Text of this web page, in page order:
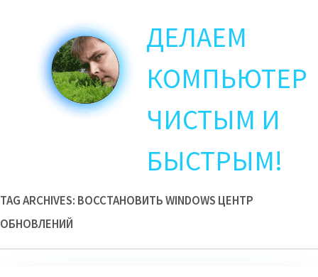
ДЕЛАЕМ
КОМПЬЮТЕР
ЧИСТЫМ И
БЫСТРЫМ!
TAG ARCHIVES: ВОССТАНОВИТЬ WINDOWS ЦЕНТР
ОБНОВЛЕНИЙ